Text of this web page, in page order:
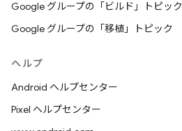
Google グループの「ビルド」トピック
Google グループの「移植」トピック
ヘルプ
Android ヘルプセンター
Pixel ヘルプセンター